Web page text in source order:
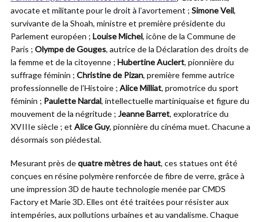
avocate et militante pour le droit à l’avortement ; Simone Veil,
survivante de la Shoah, ministre et première présidente du
Parlement européen ; Louise Michel, icône de la Commune de
Paris ; Olympe de Gouges, autrice de la Déclaration des droits de
la femme et de la citoyenne ; Hubertine Auclert, pionnière du
suffrage féminin ; Christine de Pizan, première femme autrice
professionnelle de l’Histoire ; Alice Milliat, promotrice du sport
féminin ; Paulette Nardal, intellectuelle martiniquaise et figure du
mouvement de la négritude ; Jeanne Barret, exploratrice du
XVIIIe siècle ; et Alice Guy, pionnière du cinéma muet. Chacune a
désormais son piédestal.
Mesurant près dequatre mètres de haut, ces statues ont été
conçues en résine polymère renforcée de fibre de verre, grâce à
une impression 3D de haute technologie menée par CMDS
Factory et Marie 3D. Elles ont été traitées pour résister aux
intempéries, aux pollutions urbaines et au vandalisme. Chaque